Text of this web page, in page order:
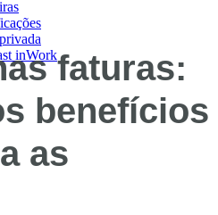
inWork faturas:
benefícios
as